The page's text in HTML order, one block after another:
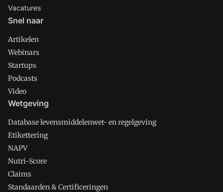
Vacatures
Snel naar
Artikelen
Webinars
Startups
Podcasts
Video
Wetgeving
Database levensmiddelenwet- en regelgeving
Etikettering
NAPV
Nutri-Score
Claims
Standaarden & Certificeringen